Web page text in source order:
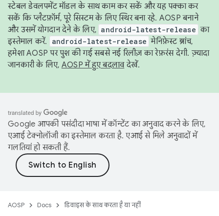
स्टेबल डेवलपमेंट मॉडल के साथ काम कर सकें और यह पक्का कर
सकें कि प्लैटफ़ॉर्म, पूरे सिस्टम के लिए स्थिर बना रहे. AOSP बनाने
और उसमें योगदान देने के लिए, android-latest-release का
इस्तेमाल करें.
android-latest-release मेनिफ़ेस्ट ब्रांच,
हमेशा AOSP पर पुश की गई सबसे नई रिलीज़ का रेफ़रंस देगी. ज़्यादा
जानकारी के लिए, AOSP में हुए बदलावदेखें.
Google आपकी पसंदीदा भाषा में कॉन्टेंट का अनुवाद करने के लिए,
एआई टेक्नोलॉजी का इस्तेमाल करता है. एआई से मिले अनुवादों में
गलतियां हो सकती हैं.
AOSP Docs डिवाइस के साथ करता है या नहीं